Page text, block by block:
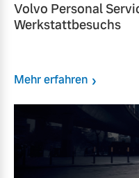
Volvo Personal
Werkstattbesuchs
Mehr erfahren